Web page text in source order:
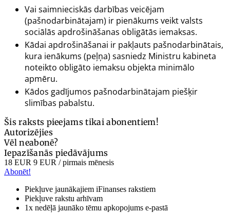
Vai saimnieciskās darbības veicējam
(pašnodarbinātajam) ir pienākums veikt valsts
sociālās apdrošināšanas obligātās iemaksas.
Kādai apdrošināšanai ir pakļauts pašnodarbinātais,
kura ienākums (peļņa) sasniedz Ministru kabineta
noteikto obligāto iemaksu objekta minimālo
apmēru.
Kādos gadījumos pašnodarbinātajam piešķir
slimības pabalstu.
Šis raksts pieejams tikai abonentiem!
Autorizējies
Vēl neabonē?
Iepazīšanās piedāvājums
18 EUR 9 EUR / pirmais mēnesis
Abonēt!
Piekļuve jaunākajiem iFinanses rakstiem
Piekļuve rakstu arhīvam
1x nedēļā jaunāko tēmu apkopojums e-pastā